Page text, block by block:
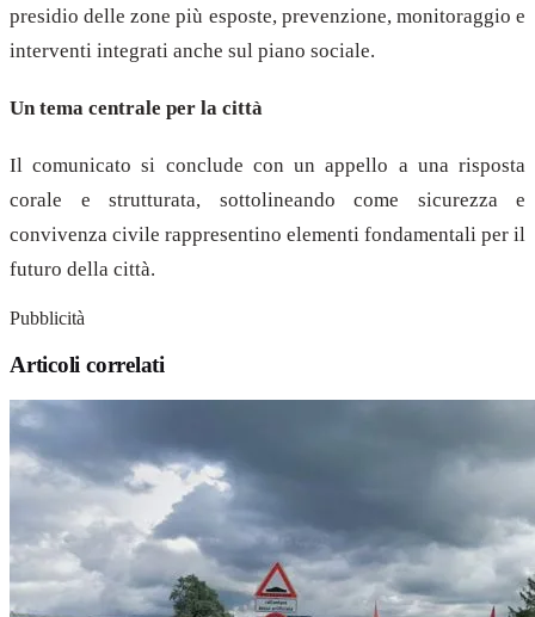
presidio delle zone più esposte, prevenzione, monitoraggio e
interventi integrati anche sul piano sociale.
Un tema centrale per la città
Il comunicato si conclude con un appello a una risposta
corale e strutturata, sottolineando come sicurezza e
convivenza civile rappresentino elementi fondamentali per il
futuro della città.
Pubblicità
Articoli correlati